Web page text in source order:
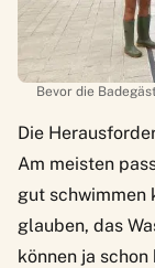
Bevor die
Die
Am meisten
gut schwimmen
glauben, das
können ja